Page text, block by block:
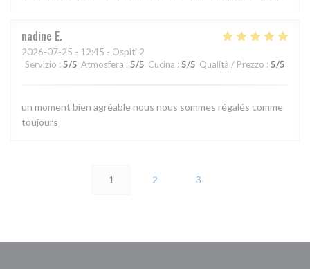
nadine E
2026-07-25 - 12:45 - Ospiti 2
Servizio : 5/5 Atmosfera : 5/5 Cucina : 5/5 Qualità / Prezzo : 5/5
un moment bien agréable nous nous sommes régalés comme
toujours
1 2 3